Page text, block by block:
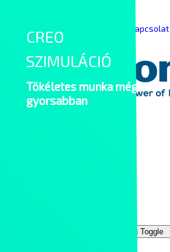
Kapcsolat
Menu Toggle
CREO
SZIMULÁCIÓ
Tökéletes munka még
gyorsabban